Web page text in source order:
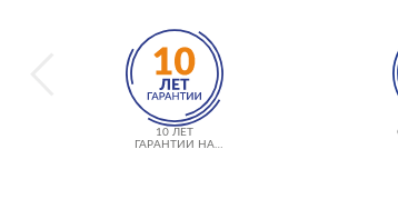
10 ЛЕТ
ГАРАНТИИ НА